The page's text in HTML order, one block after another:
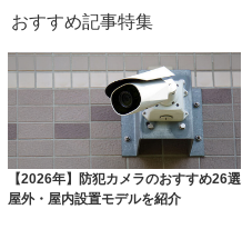
おすすめ記事特集
【2026年】防犯カメラのおすすめ26選
屋外・屋内設置モデルを紹介